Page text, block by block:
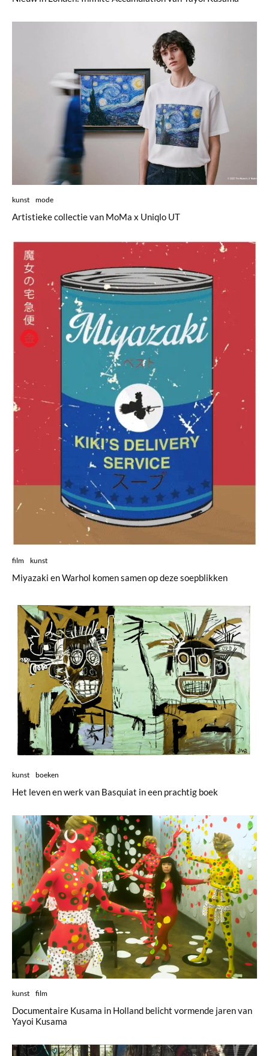
kunst mode
Artistieke collectie van MoMa x Uniqlo UT
film kunst
Miyazaki en Warhol komen samen op deze soepblikken
kunst boeken
Het leven en werk van Basquiat in een prachtig boek
kunst film
Documentaire Kusama in Holland belicht vormende jaren van
Yayoi Kusama